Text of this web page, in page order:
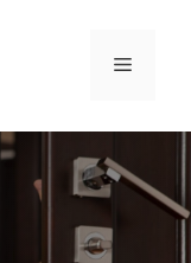
MENÚ